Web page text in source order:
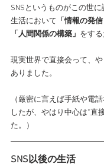
SNSというものがこの世
生活において 「情報の発
「人間関係の構築」 をする
現実世界で直接会って、
ありました。
（厳密に言えば手紙や電
したが、やはり中心は”直
た。）
SNS以後の生活